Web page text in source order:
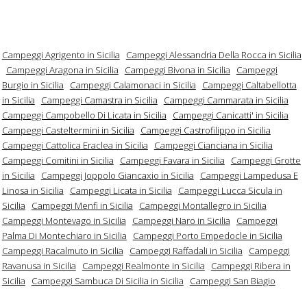
Campeggi Agrigento in Sicilia
Campeggi Alessandria Della Rocca in Sicilia
Campeggi Aragona in Sicilia
Campeggi Bivona in Sicilia
Campeggi
Burgio in Sicilia
Campeggi Calamonaci in Sicilia
Campeggi Caltabellotta
in Sicilia
Campeggi Camastra in Sicilia
Campeggi Cammarata in Sicilia
Campeggi Campobello Di Licata in Sicilia
Campeggi Canicatti' in Sicilia
Campeggi Casteltermini in Sicilia
Campeggi Castrofilippo in Sicilia
Campeggi Cattolica Eraclea in Sicilia
Campeggi Cianciana in Sicilia
Campeggi Comitini in Sicilia
Campeggi Favara in Sicilia
Campeggi Grotte
in Sicilia
Campeggi Joppolo Giancaxio in Sicilia
Campeggi Lampedusa E
Linosa in Sicilia
Campeggi Licata in Sicilia
Campeggi Lucca Sicula in
Sicilia
Campeggi Menfi in Sicilia
Campeggi Montallegro in Sicilia
Campeggi Montevago in Sicilia
Campeggi Naro in Sicilia
Campeggi
Palma Di Montechiaro in Sicilia
Campeggi Porto Empedocle in Sicilia
Campeggi Racalmuto in Sicilia
Campeggi Raffadali in Sicilia
Campeggi
Ravanusa in Sicilia
Campeggi Realmonte in Sicilia
Campeggi Ribera in
Sicilia
Campeggi Sambuca Di Sicilia in Sicilia
Campeggi San Biagio